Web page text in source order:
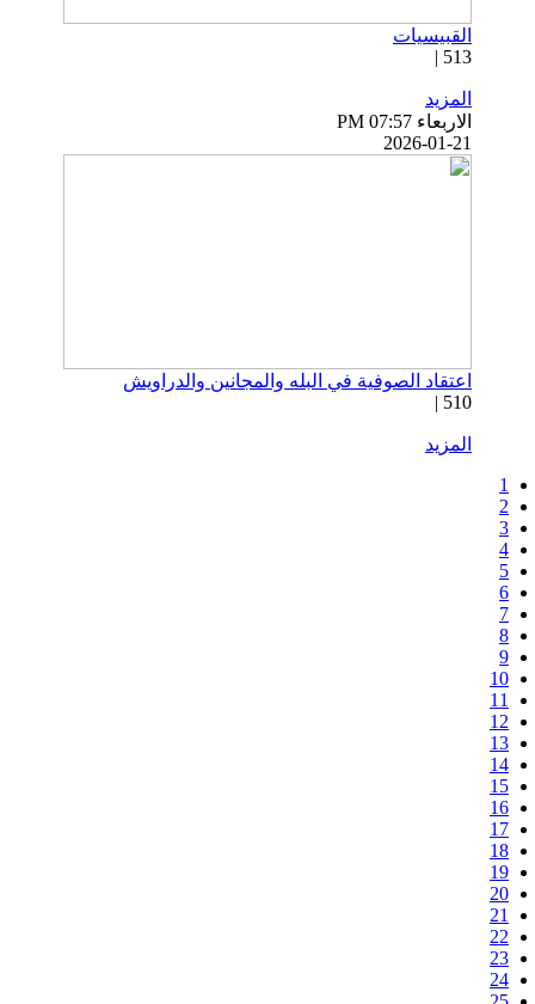
القبيسيات
513 |
المزيد
الاربعاء PM 07:57
2026-01-21
اعتقاد الصوفية في البله والمجانين والدراويش
510 |
المزيد
1
2
3
4
5
6
7
8
9
10
11
12
13
14
15
16
17
18
19
20
21
22
23
24